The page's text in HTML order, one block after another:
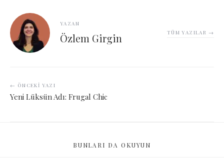
YAZAN
Özlem Girgin TÜM YAZILAR →
← ÖNCEKI YAZI
Yeni Lüksün Adı: Frugal Chic
BUNLARI DA OKUYUN